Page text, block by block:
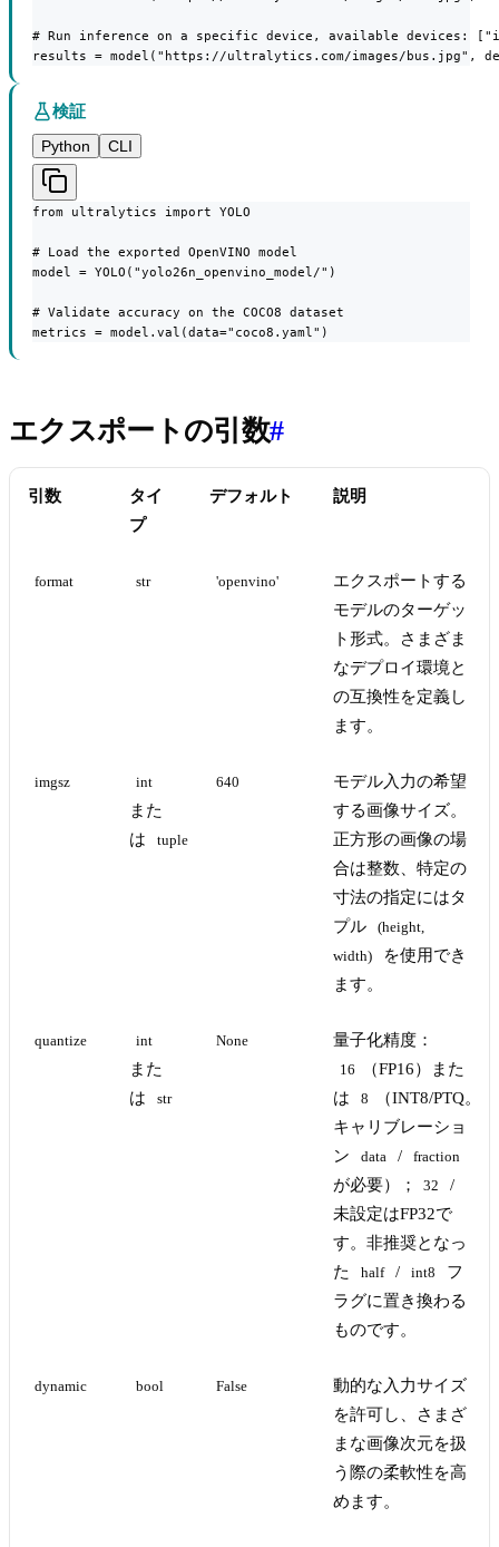
# Run inference on a specific device, available
results = model("https://ultralytics.com/images/bus.jpg",
検証
Python
CLI
from ultralytics import YOLO
# Load the exported OpenVINO model
model = YOLO("yolo26n_openvino_model/")
# Validate accuracy on the COCO8 dataset
metrics = model.val(data="coco8.yaml")
エクスポートの引数#
引数
タイ
プ
デフォルト 説明
format str 'openvino'
エクスポートする
モデルのターゲッ
ト形式。さまざま
なデプロイ環境と
の互換性を定義し
ます。
imgsz int
また
は
tuple
640
モデル入力の希望
する画像サイズ。
正方形の画像の場
合は整数、特定の
寸法の指定にはタ
プル
(height,
width)
を使用でき
ます。
quantize int
また
は
str
None 量子化精度：
16
（FP16）また
は
8
（INT8/PTQ。
キャリブレーショ
ン
data / fraction
が必要）； 32
/
未設定はFP32で
す。非推奨となっ
た
half / int8
フ
ラグに置き換わる
ものです。
dynamic bool False
動的な入力サイズ
を許可し、さまざ
まな画像次元を扱
う際の柔軟性を高
めます。